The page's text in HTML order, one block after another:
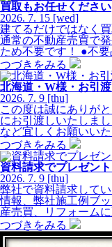
買取もお任せください
2026. 7. 15 [wed]
建てるだけではなく
通常の不動産売買で
ため不要です！ ●不
つづきをみる
北海道・W様・お引
2026. 7. 9 [thu]
この度は誠にありが
にお引渡しいたしま
など宜しくお願いいた
つづきをみる
資料請求でプレゼント
2026. 7. 9 [thu]
弊社で資料請求して
情報、弊社施工例ブ
産売買、リフォーム
つづきをみる